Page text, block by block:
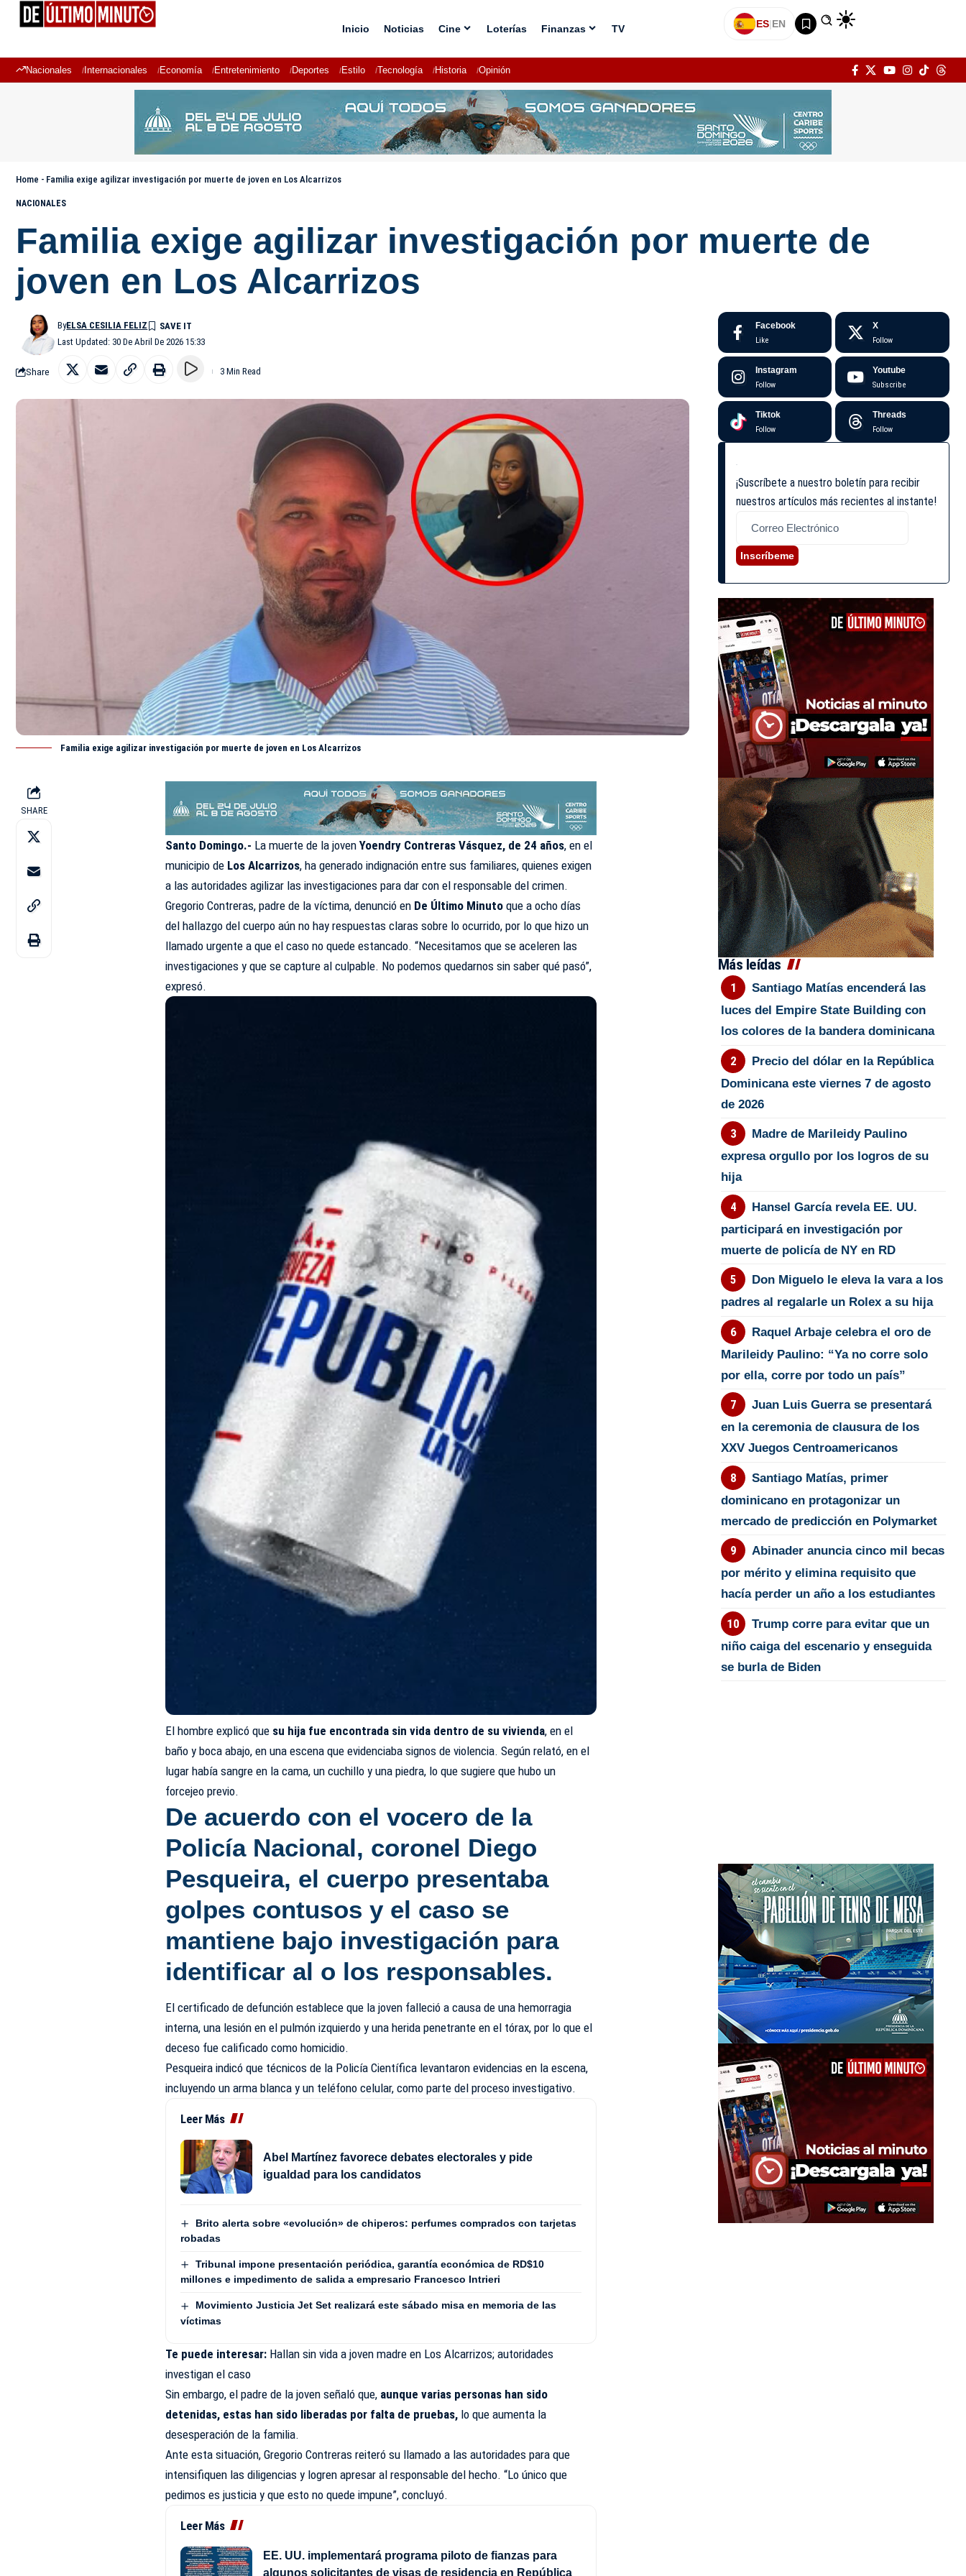
Inicio Noticias Cine Loterías Finanzas TV ES|EN
Nacionales Internacionales Economía Entretenimiento Deportes Estilo Tecnología Historia Opinión
Home - Familia exige agilizar investigación por muerte de joven en Los Alcarrizos
NACIONALES
Familia exige agilizar investigación por muerte de
joven en Los Alcarrizos
Last Updated: 30 De Abril De 2026 15:33
ByELSA CESILIA FELIZ
Share 3 Min Read
Familia exige agilizar investigación por muerte de joven en Los Alcarrizos
SHARE
Santo Domingo.- La muerte de la jovenYoendry Contreras Vásquez, de 24 años, en el
municipio de Los Alcarrizos, ha generado indignación entre sus familiares, quienes exigen
a las autoridades agilizar las investigaciones para dar con el responsable del crimen.
Gregorio Contreras, padre de la víctima, denunció en De Último Minuto que a ocho días
del hallazgo del cuerpo aún no hay respuestas claras sobre lo ocurrido, por lo que hizo un
llamado urgente a que el caso no quede estancado. “Necesitamos que se aceleren las
investigaciones y que se capture al culpable. No podemos quedarnos sin saber qué pasó”,
expresó.
El hombre explicó que su hija fue encontrada sin vida dentro de su vivienda, en el
baño y boca abajo, en una escena que evidenciaba signos de violencia. Según relató, en el
lugar había sangre en la cama, un cuchillo y una piedra, lo que sugiere que hubo un
forcejeo previo.
De acuerdo con el vocero de la
Policía Nacional, coronel Diego
Pesqueira, el cuerpo presentaba
golpes contusos y el caso se
mantiene bajo investigación para
identificar al o los responsables.
El certificado de defunción establece que la joven falleció a causa de una hemorragia
interna, una lesión en el pulmón izquierdo y una herida penetrante en el tórax, por lo que el
deceso fue calificado como homicidio.
Pesqueira indicó que técnicos de la Policía Científica levantaron evidencias en la escena,
incluyendo un arma blanca y un teléfono celular, como parte del proceso investigativo.
Leer Más
Abel Martínez favorece debates electorales y pide
igualdad para los candidatos
Brito alerta sobre «evolución» de chiperos: perfumes comprados con tarjetas
robadas
Tribunal impone presentación periódica, garantía económica de RD$10
millones e impedimento de salida a empresario Francesco Intrieri
Movimiento Justicia Jet Set realizará este sábado misa en memoria de las
víctimas
Te puede interesar: Hallan sin vida a joven madre en Los Alcarrizos; autoridades
investigan el caso
Sin embargo, el padre de la joven señaló que, aunque varias personas han sido
detenidas, estas han sido liberadas por falta de pruebas, lo que aumenta la
desesperación de la familia.
Ante esta situación, Gregorio Contreras reiteró su llamado a las autoridades para que
intensifiquen las diligencias y logren apresar al responsable del hecho. “Lo único que
pedimos es justicia y que esto no quede impune”, concluyó.
Leer Más
EE. UU. implementará programa piloto de fianzas para
algunos solicitantes de visas de residencia en República
Facebook
Like
X
Follow
Instagram
Follow
Youtube
Subscribe
Tiktok
Follow
Threads
Follow
¡Suscríbete a nuestro boletín para recibir
nuestros artículos más recientes al instante!
Inscríbeme
Más leídas
Santiago Matías encenderá las
luces del Empire State Building con
los colores de la bandera dominicana
Precio del dólar en la República
Dominicana este viernes 7 de agosto
de 2026
Madre de Marileidy Paulino
expresa orgullo por los logros de su
hija
Hansel García revela EE. UU.
participará en investigación por
muerte de policía de NY en RD
Don Miguelo le eleva la vara a los
padres al regalarle un Rolex a su hija
Raquel Arbaje celebra el oro de
Marileidy Paulino: “Ya no corre solo
por ella, corre por todo un país”
Juan Luis Guerra se presentará
en la ceremonia de clausura de los
XXV Juegos Centroamericanos
Santiago Matías, primer
dominicano en protagonizar un
mercado de predicción en Polymarket
Abinader anuncia cinco mil becas
por mérito y elimina requisito que
hacía perder un año a los estudiantes
Trump corre para evitar que un
niño caiga del escenario y enseguida
se burla de Biden